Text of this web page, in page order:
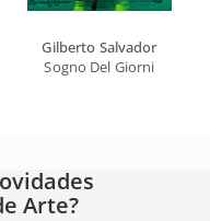
Gilberto Salvador
Sogno Del Giorni
Arte?